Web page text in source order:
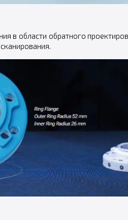
в области обратного